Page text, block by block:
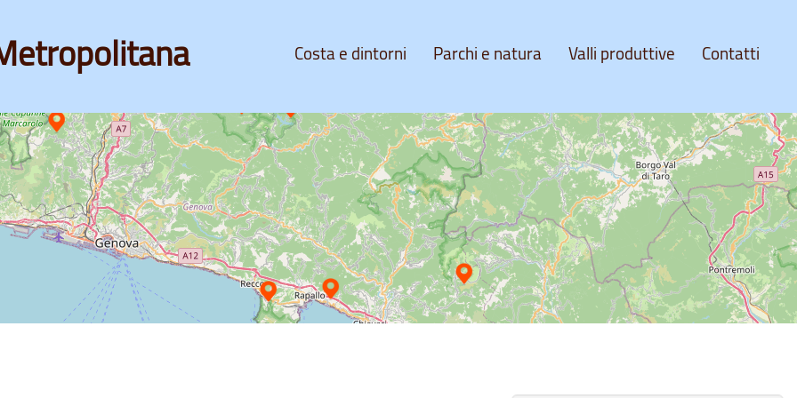
Costa e dintorni Parchi e natura Valli produttive Contatti